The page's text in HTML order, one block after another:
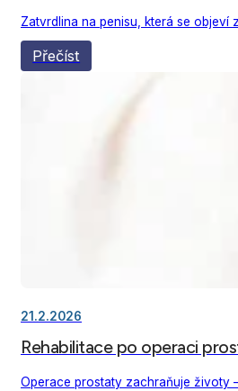
Zatvrdlina na penisu, která se objeví
Přečíst
21.2.2026
Rehabilitace po operaci
Operace prostaty zachraňuje životy